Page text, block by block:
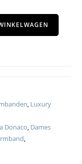
, Luxury
Donaco, Dames
,